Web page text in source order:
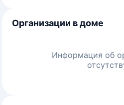
Организации в доме
Информация об